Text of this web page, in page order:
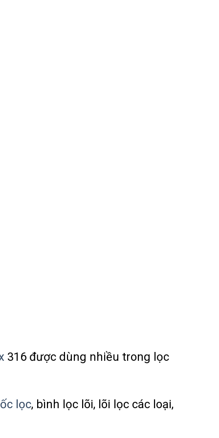
316 được dùng nhiều trong lọc
lọc, bình lọc lõi, lõi lọc các loại,